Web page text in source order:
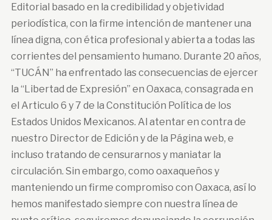
Editorial basado en la credibilidad y objetividad
periodística, con la firme intención de mantener una
línea digna, con ética profesional y abierta a todas las
corrientes del pensamiento humano. Durante 20 años,
“TUCÁN” ha enfrentado las consecuencias de ejercer
la “Libertad de Expresión” en Oaxaca, consagrada en
el Articulo 6 y 7 de la Constitución Política de los
Estados Unidos Mexicanos. Al atentar en contra de
nuestro Director de Edición y de la Página web, e
incluso tratando de censurarnos y maniatar la
circulación. Sin embargo, como oaxaqueños y
manteniendo un firme compromiso con Oaxaca, así lo
hemos manifestado siempre con nuestra línea de